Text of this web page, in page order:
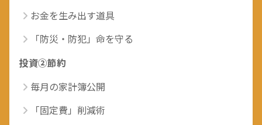
お金を生み出す道具
「防災・防犯」命を守る
投資②節約
毎月の家計簿公開
「固定費」削減術